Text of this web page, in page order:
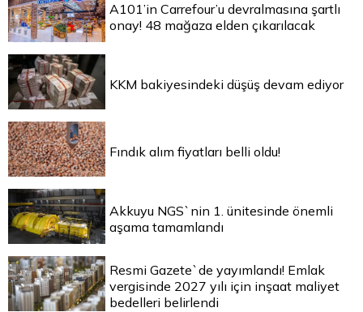
A101’in Carrefour’u devralmasına şartlı
onay! 48 mağaza elden çıkarılacak
KKM bakiyesindeki düşüş devam ediyor
Fındık alım fiyatları belli oldu!
Akkuyu NGS`nin 1. ünitesinde önemli
aşama tamamlandı
Resmi Gazete`de yayımlandı! Emlak
vergisinde 2027 yılı için inşaat maliyet
bedelleri belirlendi